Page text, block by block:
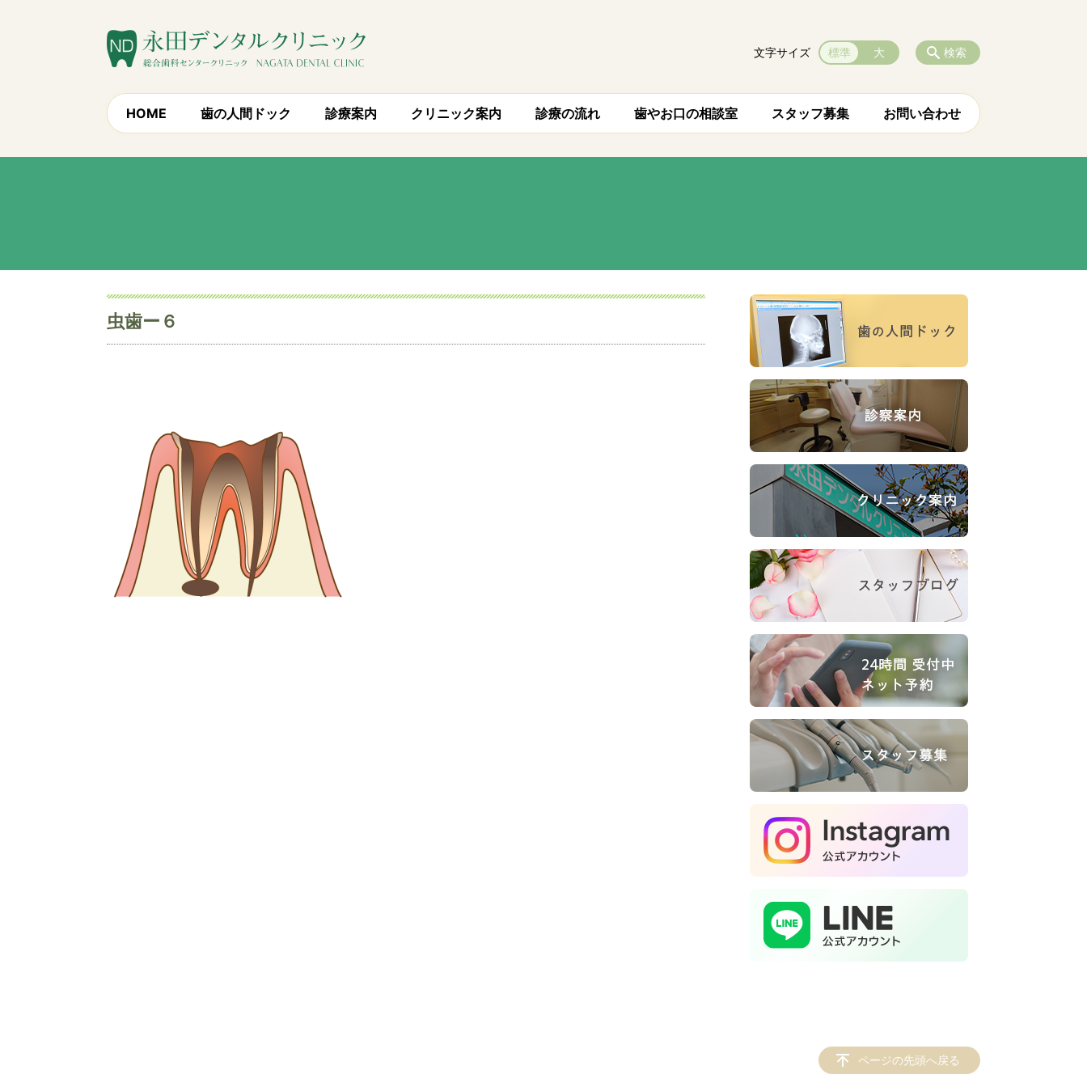
HOME 歯の人間ドック 診療案内 クリニック案内 診療の流れ 歯やお口の相談室 スタッフ募集 お問い合わせ
検索
文字サイズ 標準 大
虫歯ー６
ページの先頭へ戻る